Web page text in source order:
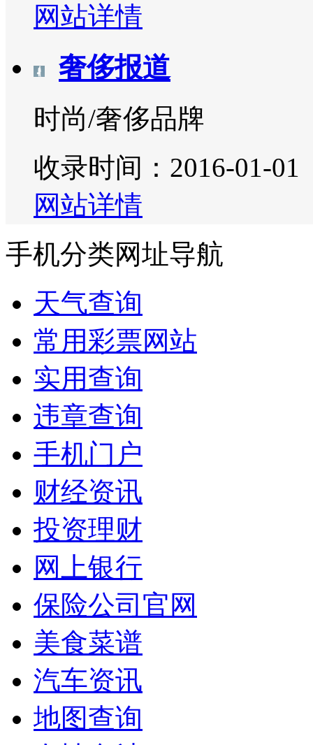
网站详情
奢侈报道
时尚/奢侈品牌
收录时间：2016-01-01
网站详情
手机分类网址导航
天气查询
常用彩票网站
实用查询
违章查询
手机门户
财经资讯
投资理财
网上银行
保险公司官网
美食菜谱
汽车资讯
地图查询